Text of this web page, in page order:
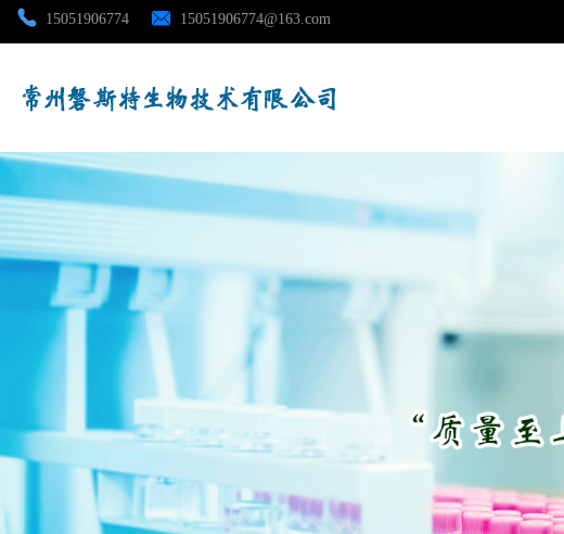
15051906774 15051906774@163.com
公司首页
公司介绍
公司动态
产品展厅
联系方式